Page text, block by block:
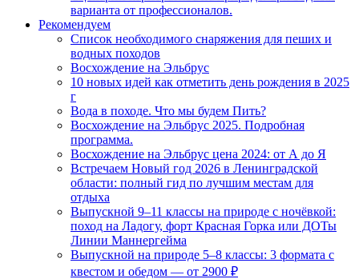
варианта от профессионалов.
Рекомендуем
Список необходимого снаряжения для пеших и
водных походов
Восхождение на Эльбрус
10 новых идей как отметить день рождения в 2025
г
Вода в походе. Что мы будем Пить?
Восхождение на Эльбрус 2025. Подробная
программа.
Восхождение на Эльбрус цена 2024: от А до Я
Встречаем Новый год 2026 в Ленинградской
области: полный гид по лучшим местам для
отдыха
Выпускной 9–11 классы на природе с ночёвкой:
поход на Ладогу, форт Красная Горка или ДОТы
Линии Маннергейма
Выпускной на природе 5–8 классы: 3 формата с
квестом и обедом — от 2900 ₽